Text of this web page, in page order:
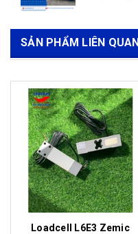
SẢN PHẨM LIÊN QUAN
Loadcell L6E3 Zemic